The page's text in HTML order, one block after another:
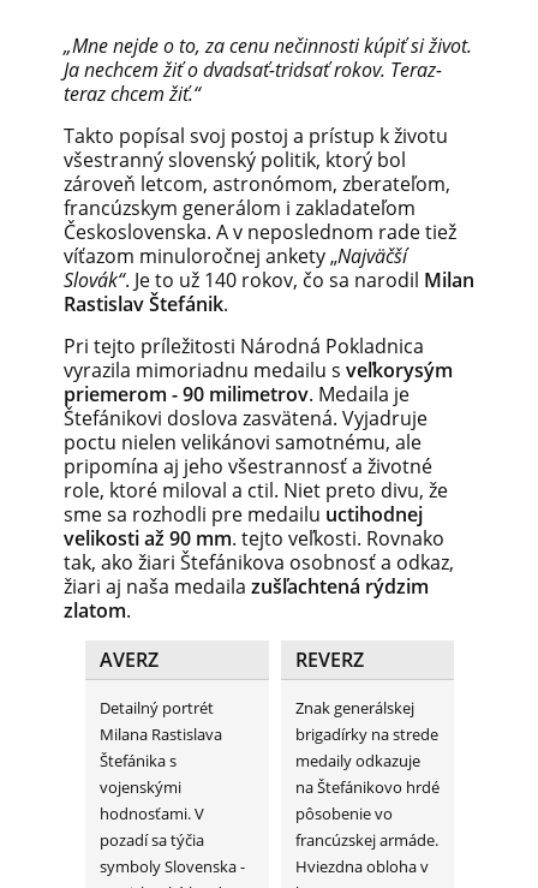
„Mne nejde o to, za cenu nečinnosti kúpiť si život.
Ja nechcem žiť o dvadsať-tridsať rokov. Teraz-
teraz chcem žiť.“
Takto popísal svoj postoj a prístup k životu
všestranný slovenský politik, ktorý bol
zároveň letcom, astronómom, zberateľom,
francúzskym generálom i zakladateľom
Československa. A v neposlednom rade tiež
víťazom minuloročnej ankety „Najväčší
Slovák“. Je to už 140 rokov, čo sa narodil Milan
Rastislav Štefánik.
Pri tejto príležitosti Národná Pokladnica
vyrazila mimoriadnu medailu s veľkorysým
priemerom - 90 milimetrov. Medaila je
Štefánikovi doslova zasvätená. Vyjadruje
poctu nielen velikánovi samotnému, ale
pripomína aj jeho všestrannosť a životné
role, ktoré miloval a ctil. Niet preto divu, že
sme sa rozhodli pre medailu uctihodnej
velikosti až 90 mm. tejto veľkosti. Rovnako
tak, ako žiari Štefánikova osobnosť a odkaz,
žiari aj naša medaila zušľachtená rýdzim
zlatom.
AVERZ
REVERZ
Detailný portrét
Milana Rastislava
Štefánika s
vojenskými
hodnosťami. V
pozadí sa týčia
symboly Slovenska -
Znak generálskej
brigadírky na strede
medaily odkazuje
na Štefánikovo hrdé
pôsobenie vo
francúzskej armáde.
Hviezdna obloha v